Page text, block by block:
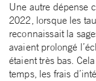
Une autre dépense
2022, lorsque les
reconnaissait la
avaient prolongé
étaient très bas.
temps, les frais